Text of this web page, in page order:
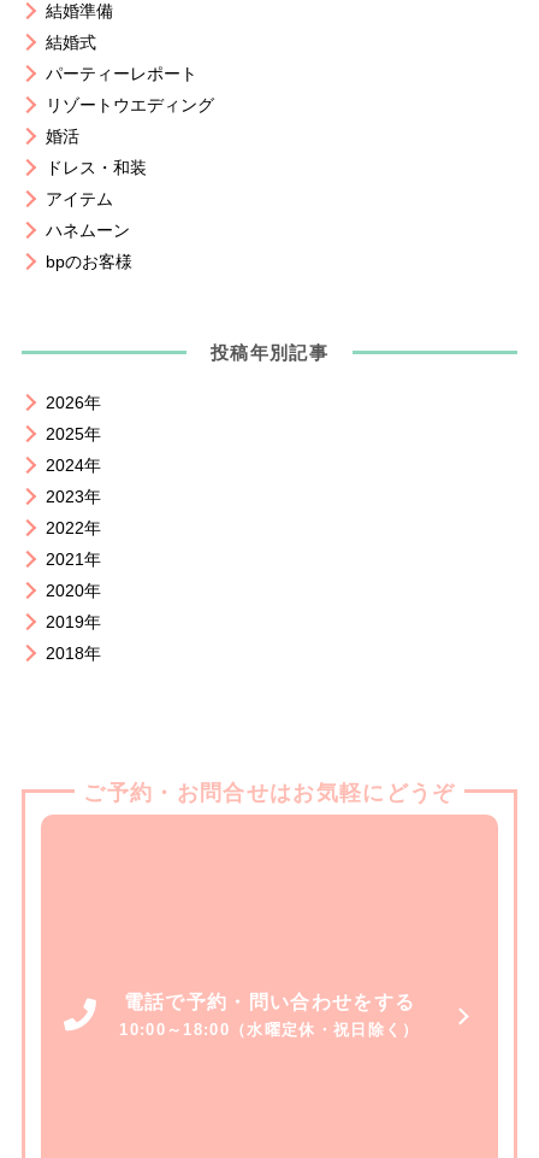
結婚準備
結婚式
パーティーレポート
リゾートウエディング
婚活
ドレス・和装
アイテム
ハネムーン
bpのお客様
投稿年別記事
2026年
2025年
2024年
2023年
2022年
2021年
2020年
2019年
2018年
ご予約・お問合せはお気軽にどうぞ
電話で予約・問い合わせをする
10:00～18:00（水曜定休・祝日除く）